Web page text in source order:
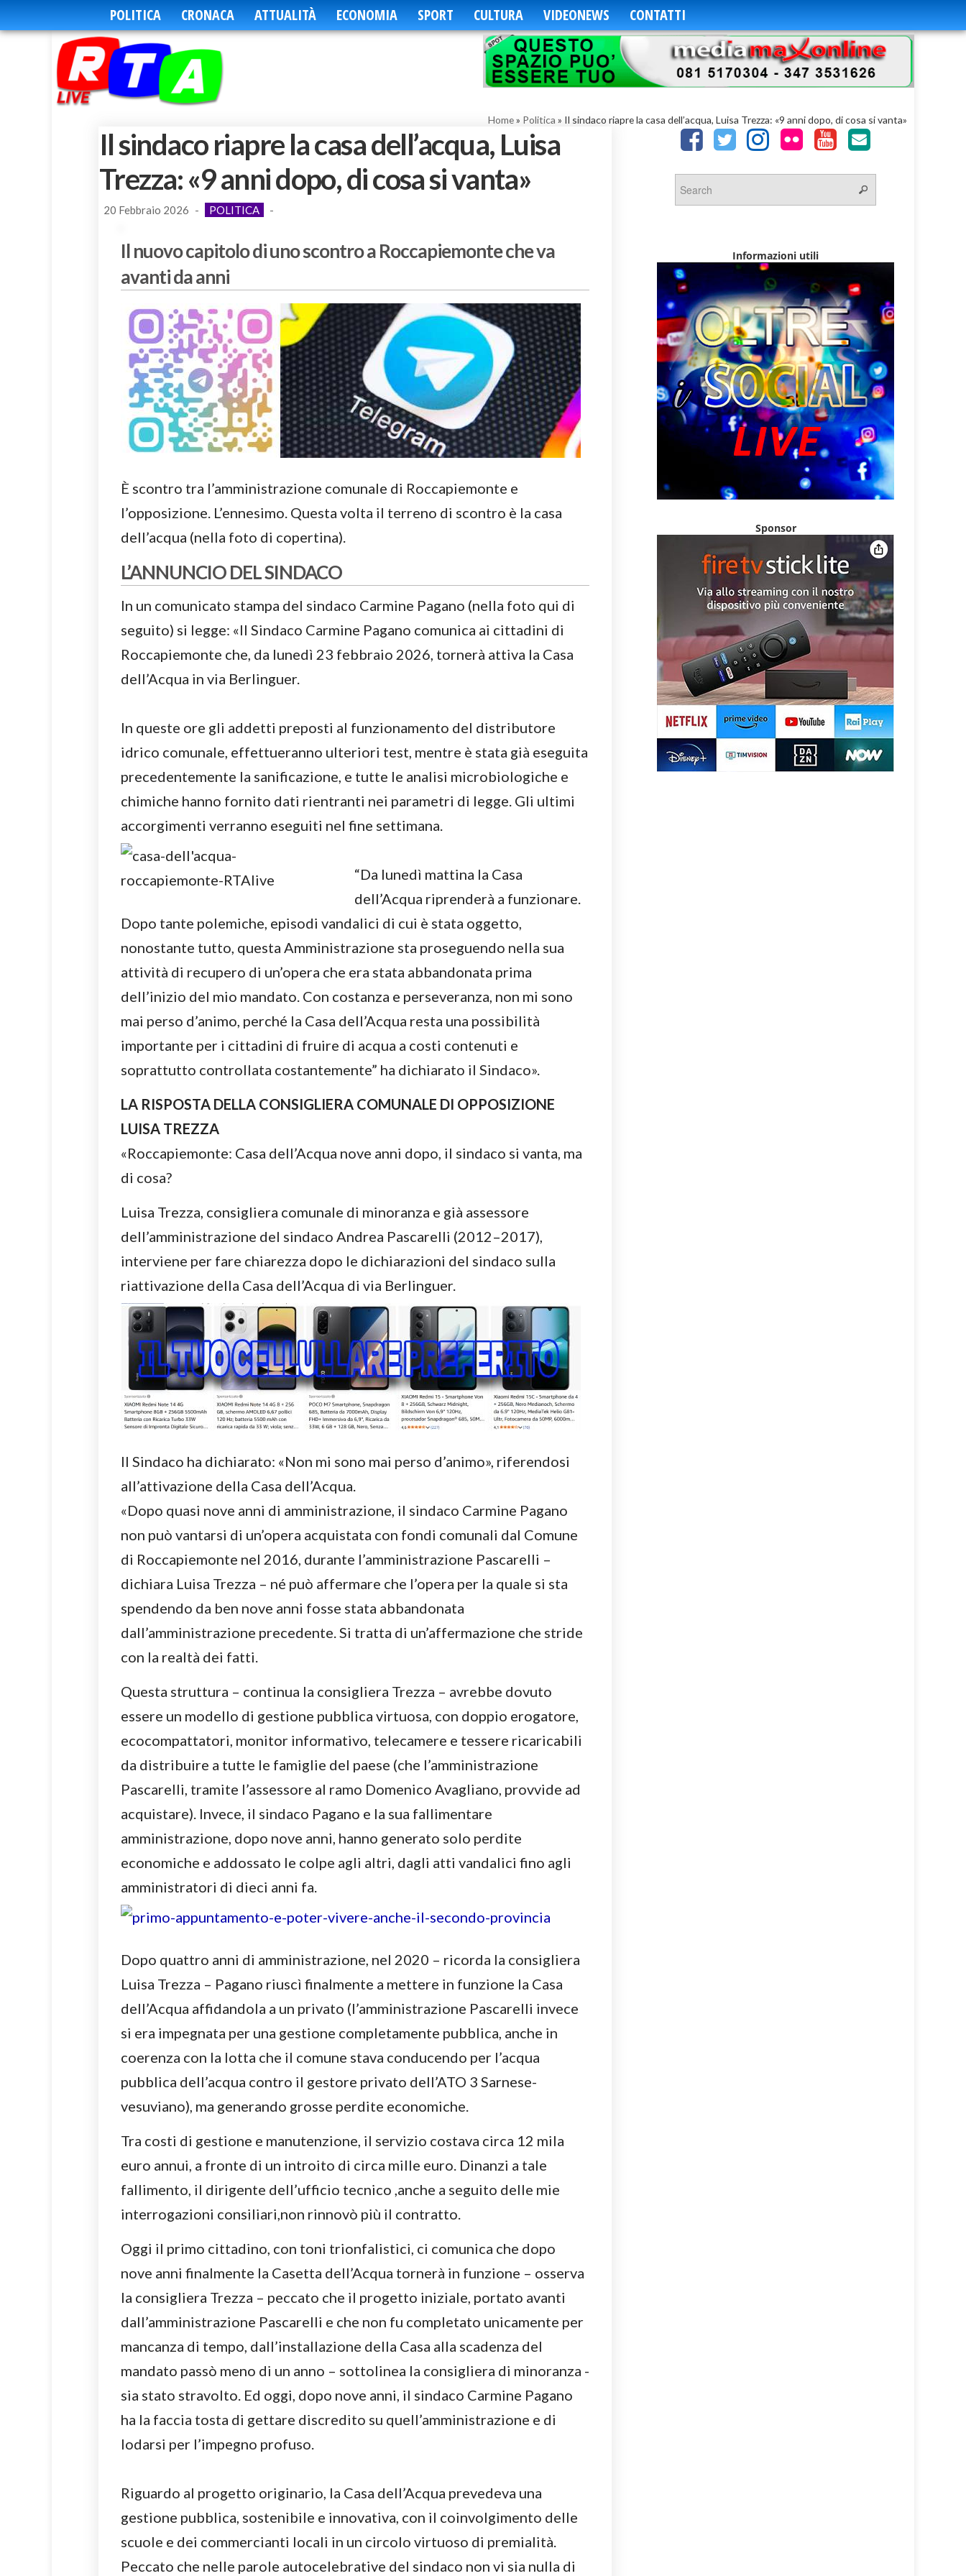
POLITICA CRONACA ATTUALITÀ ECONOMIA SPORT CULTURA VIDEONEWS CONTATTI
Home» Politica » Il sindaco riapre la casa dell’acqua, Luisa Trezza: «9 anni dopo, di cosa si vanta»
Il sindaco riapre la casa dell’acqua, Luisa
Trezza: «9 anni dopo, di cosa si vanta»
20 Febbraio 2026 - POLITICA -
Il nuovo capitolo di uno scontro a Roccapiemonte che va
avanti da anni
È scontro tra l’amministrazione comunale di Roccapiemonte e
l’opposizione. L’ennesimo. Questa volta il terreno di scontro è la casa
dell’acqua (nella foto di copertina).
L’ANNUNCIO DEL SINDACO
In un comunicato stampa del sindaco Carmine Pagano (nella foto qui di
seguito) si legge: «Il Sindaco Carmine Pagano comunica ai cittadini di
Roccapiemonte che, da lunedì 23 febbraio 2026, tornerà attiva la Casa
dell’Acqua in via Berlinguer.
In queste ore gli addetti preposti al funzionamento del distributore
idrico comunale, effettueranno ulteriori test, mentre è stata già eseguita
precedentemente la sanificazione, e tutte le analisi microbiologiche e
chimiche hanno fornito dati rientranti nei parametri di legge. Gli ultimi
accorgimenti verranno eseguiti nel fine settimana.
“Da lunedì mattina la Casa
dell’Acqua riprenderà a funzionare.
Dopo tante polemiche, episodi vandalici di cui è stata oggetto,
nonostante tutto, questa Amministrazione sta proseguendo nella sua
attività di recupero di un’opera che era stata abbandonata prima
dell’inizio del mio mandato. Con costanza e perseveranza, non mi sono
mai perso d’animo, perché la Casa dell’Acqua resta una possibilità
importante per i cittadini di fruire di acqua a costi contenuti e
soprattutto controllata costantemente” ha dichiarato il Sindaco».
LA RISPOSTA DELLA CONSIGLIERA COMUNALE DI OPPOSIZIONE
LUISA TREZZA
«Roccapiemonte: Casa dell’Acqua nove anni dopo, il sindaco si vanta, ma
di cosa?
Luisa Trezza, consigliera comunale di minoranza e già assessore
dell’amministrazione del sindaco Andrea Pascarelli (2012–2017),
interviene per fare chiarezza dopo le dichiarazioni del sindaco sulla
riattivazione della Casa dell’Acqua di via Berlinguer.
Il Sindaco ha dichiarato: «Non mi sono mai perso d’animo», riferendosi
all’attivazione della Casa dell’Acqua.
«Dopo quasi nove anni di amministrazione, il sindaco Carmine Pagano
non può vantarsi di un’opera acquistata con fondi comunali dal Comune
di Roccapiemonte nel 2016, durante l’amministrazione Pascarelli –
dichiara Luisa Trezza – né può affermare che l’opera per la quale si sta
spendendo da ben nove anni fosse stata abbandonata
dall’amministrazione precedente. Si tratta di un’affermazione che stride
con la realtà dei fatti.
Questa struttura – continua la consigliera Trezza – avrebbe dovuto
essere un modello di gestione pubblica virtuosa, con doppio erogatore,
ecocompattatori, monitor informativo, telecamere e tessere ricaricabili
da distribuire a tutte le famiglie del paese (che l’amministrazione
Pascarelli, tramite l’assessore al ramo Domenico Avagliano, provvide ad
acquistare). Invece, il sindaco Pagano e la sua fallimentare
amministrazione, dopo nove anni, hanno generato solo perdite
economiche e addossato le colpe agli altri, dagli atti vandalici fino agli
amministratori di dieci anni fa.
Dopo quattro anni di amministrazione, nel 2020 – ricorda la consigliera
Luisa Trezza – Pagano riuscì finalmente a mettere in funzione la Casa
dell’Acqua affidandola a un privato (l’amministrazione Pascarelli invece
si era impegnata per una gestione completamente pubblica, anche in
coerenza con la lotta che il comune stava conducendo per l’acqua
pubblica dell’acqua contro il gestore privato dell’ATO 3 Sarnese-
vesuviano), ma generando grosse perdite economiche.
Tra costi di gestione e manutenzione, il servizio costava circa 12 mila
euro annui, a fronte di un introito di circa mille euro. Dinanzi a tale
fallimento, il dirigente dell’ufficio tecnico ,anche a seguito delle mie
interrogazioni consiliari,non rinnovò più il contratto.
Oggi il primo cittadino, con toni trionfalistici, ci comunica che dopo
nove anni finalmente la Casetta dell’Acqua tornerà in funzione – osserva
la consigliera Trezza – peccato che il progetto iniziale, portato avanti
dall’amministrazione Pascarelli e che non fu completato unicamente per
mancanza di tempo, dall’installazione della Casa alla scadenza del
mandato passò meno di un anno – sottolinea la consigliera di minoranza -
sia stato stravolto. Ed oggi, dopo nove anni, il sindaco Carmine Pagano
ha la faccia tosta di gettare discredito su quell’amministrazione e di
lodarsi per l’impegno profuso.
Riguardo al progetto originario, la Casa dell’Acqua prevedeva una
gestione pubblica, sostenibile e innovativa, con il coinvolgimento delle
scuole e dei commercianti locali in un circolo virtuoso di premialità.
Peccato che nelle parole autocelebrative del sindaco non vi sia nulla di
Informazioni utili
Sponsor